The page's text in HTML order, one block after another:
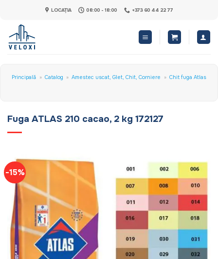
content
LOCAȚIA 08:00 - 18:00 +373 60 44 22 77
Principală » Catalog » Amestec uscat, Glet, Chit, Corniere » Chit fuga Atlas
Fuga ATLAS 210 cacao, 2 kg 172127
-15%